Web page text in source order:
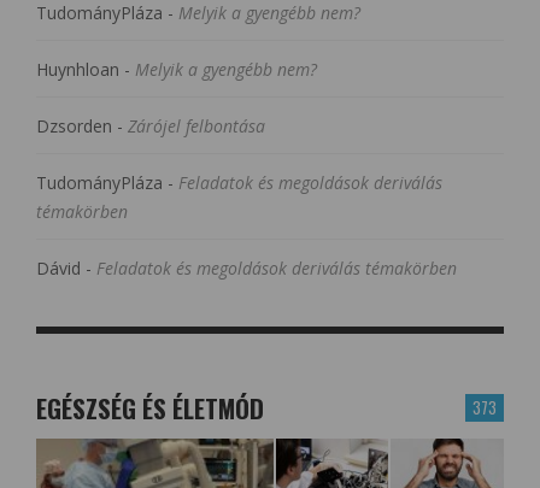
TudományPláza - Melyik a gyengébb nem?
Huynhloan - Melyik a gyengébb nem?
Dzsorden - Zárójel felbontása
TudományPláza - Feladatok és megoldások deriválás
témakörben
Dávid - Feladatok és megoldások deriválás témakörben
373
EGÉSZSÉG ÉS ÉLETMÓD